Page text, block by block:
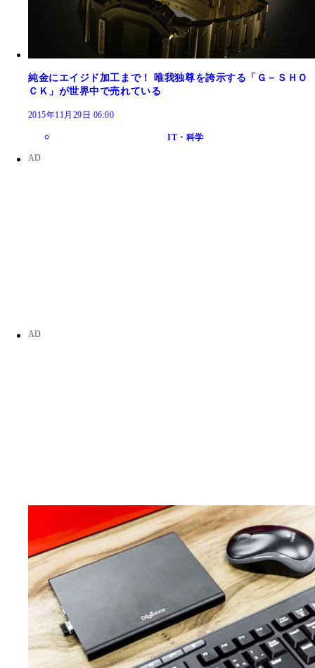
純金にエイジド加工まで！ 唯我独尊を誇示する「Ｇ－ＳＨＯ
ＣＫ」が世界中で売れている
2015年11月29日 06:00
IT・科学